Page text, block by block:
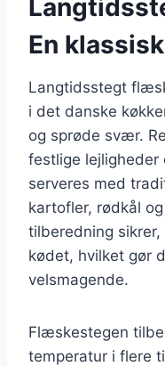
En
Langtidsstegt
i det danske
og sprøde svær.
festlige lejligheder
serveres med
kartofler, rødkål
tilberedning
kødet, hvilket gør
velsmagende.
Flæskestegen
temperatur i flere